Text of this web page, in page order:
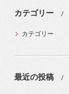
カテゴリー
カテゴリー
最近の投稿